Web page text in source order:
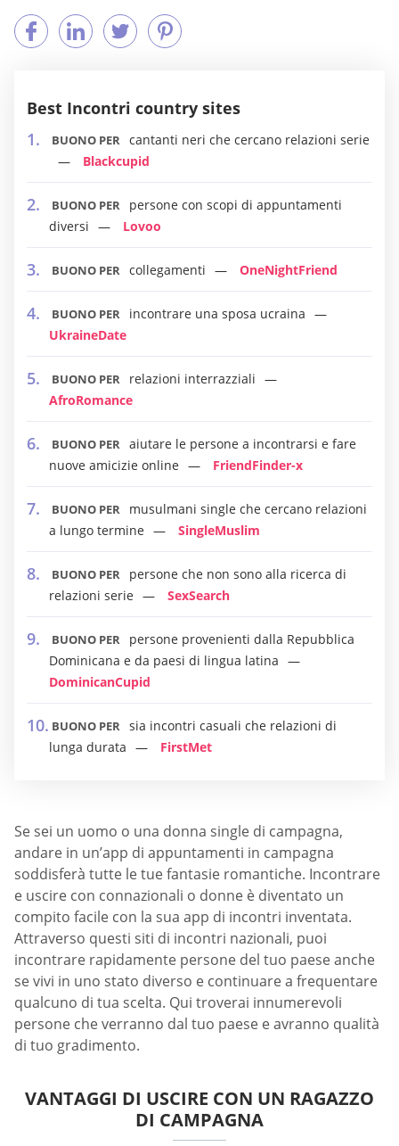
Best Incontri country sites
BUONO PER cantanti neri che cercano relazioni serie
Blackcupid
BUONO PER
persone con scopi di appuntamenti
diversi
Lovoo
BUONO PER collegamenti OneNightFriend
BUONO PER
incontrare una sposa ucraina
UkraineDate
BUONO PER
relazioni interrazziali
AfroRomance
BUONO PER aiutare le persone a incontrarsi e fare
nuove amicizie online
FriendFinder-x
BUONO PER
musulmani single che cercano relazioni
a lungo termine
SingleMuslim
BUONO PER
persone che non sono alla ricerca di
relazioni serie
SexSearch
BUONO PER
persone provenienti dalla Repubblica
Dominicana e da paesi di lingua latina
DominicanCupid
BUONO PER sia incontri casuali che relazioni di
lunga durata
FirstMet
Se sei un uomo o una donna single di campagna,
andare in un’app di appuntamenti in campagna
soddisferà tutte le tue fantasie romantiche. Incontrare
e uscire con connazionali o donne è diventato un
compito facile con la sua app di incontri inventata.
Attraverso questi siti di incontri nazionali, puoi
incontrare rapidamente persone del tuo paese anche
se vivi in uno stato diverso e continuare a frequentare
qualcuno di tua scelta. Qui troverai innumerevoli
persone che verranno dal tuo paese e avranno qualità
di tuo gradimento.
VANTAGGI DI USCIRE CON UN RAGAZZO
DI CAMPAGNA